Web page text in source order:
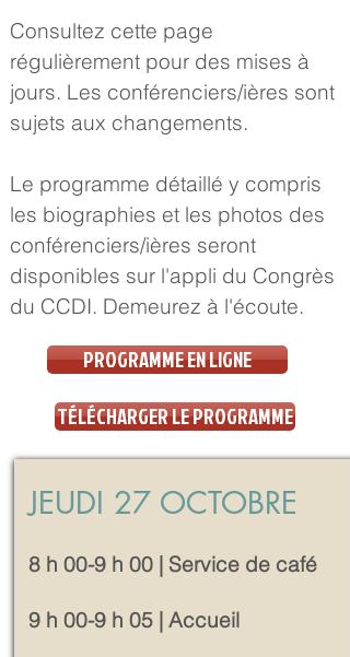
Consultez cette page
régulièrement pour des mises à
jours. Les conférenciers/ières sont
sujets aux changements.
Le programme détaillé y compris
les biographies et les photos des
conférenciers/ières seront
disponibles sur l'appli du Congrès
du CCDI. Demeurez à l'écoute.
PROGRAMME EN LIGNE
TÉLÉCHARGER LE PROGRAMME
JEUDI 27 OCTOBRE
8 h 00-9 h 00 | Service de café
9 h 00-9 h 05 | Accueil